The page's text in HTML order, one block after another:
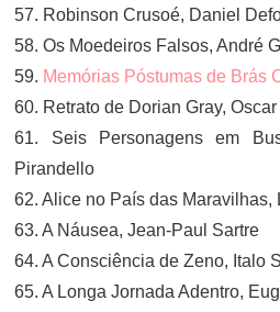
57. Robinson Crusoé, Daniel
58. Os Moedeiros Falsos, André
59. Memórias Póstumas de Brás
60. Retrato de Dorian Gray,
61. Seis Personagens em
Pirandello
62. Alice no País das Maravilhas,
63. A Náusea, Jean-Paul Sartre
64. A Consciência de Zeno, Italo
65. A Longa Jornada Adentro,